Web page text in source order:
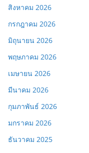
สิงหาคม 2026
กรกฎาคม 2026
มิถุนายน 2026
พฤษภาคม 2026
เมษายน 2026
มีนาคม 2026
กุมภาพันธ์ 2026
มกราคม 2026
ธันวาคม 2025